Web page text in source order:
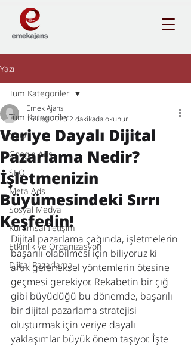
Yazı
Tüm Kategoriler
GEO
Google Ads
SEO
Meta Ads
Sosyal Medya
Kurumsal İletişim
Etkinlik ve Organizasyon
Dijital Pazarlama
Tüm Kategoriler
Veriye Dayalı Dijital
Pazarlama Nedir?
İşletmenizin
Büyümesindeki Sırrı
Keşfedin!
Emek Ajans
15 Haz 20232 dakikada okunur
Dijital pazarlama çağında, işletmelerin
başarılı olabilmesi için biliyoruz ki
artık geleneksel yöntemlerin ötesine
geçmesi gerekiyor. Rekabetin bir çığ
gibi büyüdüğü bu dönemde, başarılı
bir dijital pazarlama stratejisi
oluşturmak için veriye dayalı
yaklaşımlar büyük önem taşıyor. İşte